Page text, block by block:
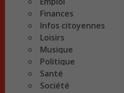
Finances
Infos citoyennes
Loisirs
Musique
Politique
Santé
Société